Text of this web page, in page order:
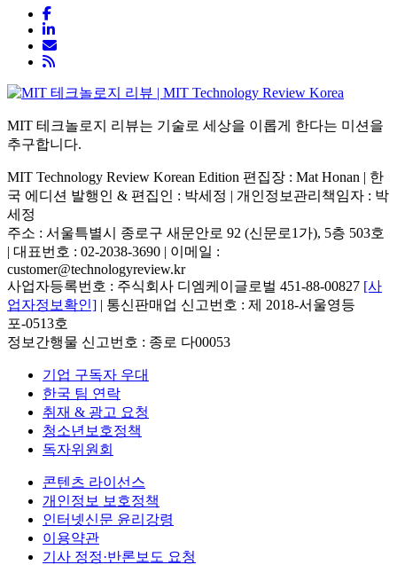
MIT 테크놀로지 리뷰는 기술로 세상을 이롭게 한다는 미션을
추구합니다.
MIT Technology Review Korean Edition 편집장 : Mat Honan | 한
국 에디션 발행인 & 편집인 : 박세정 | 개인정보관리책임자 : 박
세정
주소 : 서울특별시 종로구 새문안로 92 (신문로1가), 5층 503호
| 대표번호 : 02-2038-3690 | 이메일 :
customer@technologyreview.kr
사업자등록번호 : 주식회사 디엠케이글로벌 451-88-00827 [사
업자정보확인] | 통신판매업 신고번호 : 제 2018-서울영등
포-0513호
정보간행물 신고번호 : 종로 다00053
기업 구독자 우대
한국 팀 연락
취재 & 광고 요청
청소년보호정책
독자위원회
콘텐츠 라이선스
개인정보 보호정책
인터넷신문 윤리강령
이용약관
기사 정정·반론보도 요청